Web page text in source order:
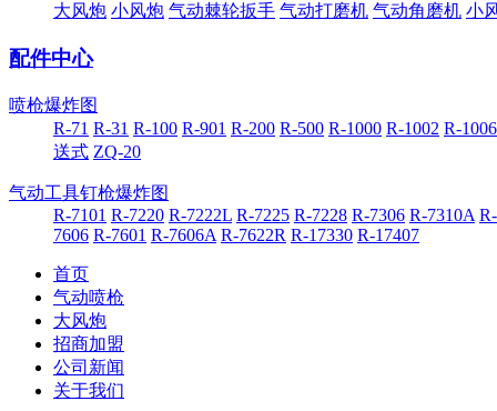
大风炮 小风炮 气动棘轮扳手 气动打磨机 气动角磨机 小
配件中心
喷枪爆炸图
R-71 R-31 R-100 R-901 R-200 R-500 R-1000 R-1002 R-1006
送式 ZQ-20
气动工具钉枪爆炸图
R-7101 R-7220 R-7222L R-7225 R-7228 R-7306 R-7310A
7606 R-7601 R-7606A R-7622R R-17330 R-17407
首页
气动喷枪
大风炮
招商加盟
公司新闻
关于我们